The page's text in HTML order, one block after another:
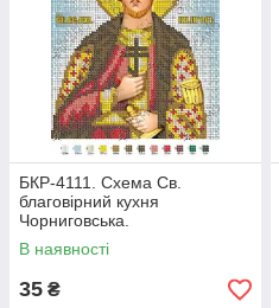
БКР-4111. Схема Св.
благовірний кухня
Чорниговська.
В наявності
35 ₴